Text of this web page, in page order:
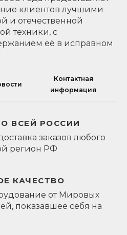
клиентов лучшими
и отечественной
техники, с
её в исправном
Контактная
информация
ВСЕЙ РОССИИ
заказов любого
регион РФ
КАЧЕСТВО
от Мировых
показавшее себя на